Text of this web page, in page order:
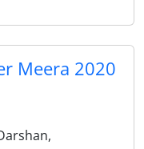
Meera 2020